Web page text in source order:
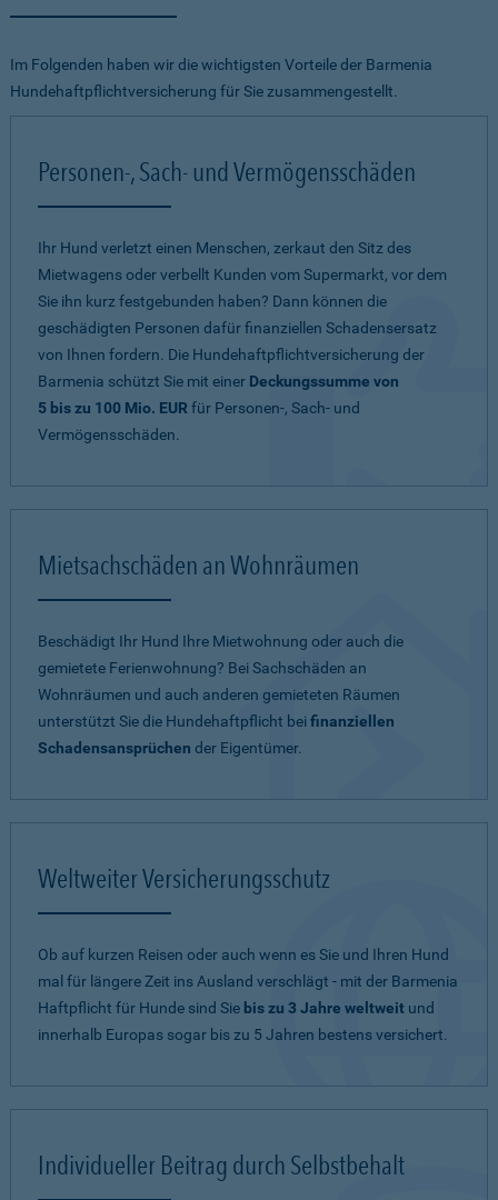
Im Folgenden haben wir die wichtigsten Vorteile der Barmenia
Hundehaftpflichtversicherung für Sie zusammengestellt.
Personen-, Sach- und Vermögensschäden
Ihr Hund verletzt einen Menschen, zerkaut den Sitz des
Mietwagens oder verbellt Kunden vom Supermarkt, vor dem
Sie ihn kurz festgebunden haben? Dann können die
geschädigten Personen dafür finanziellen Schadensersatz
von Ihnen fordern. Die Hundehaftpflichtversicherung der
Barmenia schützt Sie mit einer Deckungssumme von
5 bis zu 100 Mio. EURfür Personen-, Sach- und
Vermögensschäden.
Mietsachschäden an Wohnräumen
Beschädigt Ihr Hund Ihre Mietwohnung oder auch die
gemietete Ferienwohnung? Bei Sachschäden an
Wohnräumen und auch anderen gemieteten Räumen
unterstützt Sie die Hundehaftpflicht beifinanziellen
Schadensansprüchen der Eigentümer.
Weltweiter Versicherungsschutz
Ob auf kurzen Reisen oder auch wenn es Sie und Ihren Hund
mal für längere Zeit ins Ausland verschlägt - mit der Barmenia
Haftpflicht für Hunde sind Sie bis zu 3 Jahre weltweit und
innerhalb Europas sogar bis zu 5 Jahren bestens versichert.
Individueller Beitrag durch Selbstbehalt